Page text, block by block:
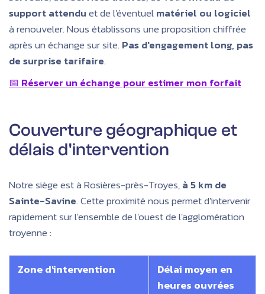
support attenduet de l'éventuelmatériel ou logiciel
à renouveler. Nous établissons une proposition chiffrée
après un échange sur site. Pas d'engagement long, pas
de surprise tarifaire.
📅 Réserver un échange pour estimer mon forfait
Couverture géographique et
délais d'intervention
Notre siège est à Rosières-près-Troyes,à 5 km de
Sainte-Savine. Cette proximité nous permet d'intervenir
rapidement sur l'ensemble de l'ouest de l'agglomération
troyenne :
Zone d'intervention
Délai moyen en
heures ouvrées